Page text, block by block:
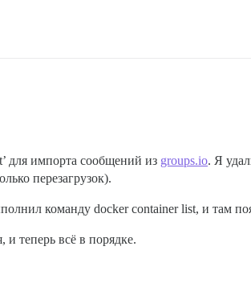
для импорта сообщений из groups.io. Я
перезагрузок).
команду docker container list, и там
и теперь всё в порядке.